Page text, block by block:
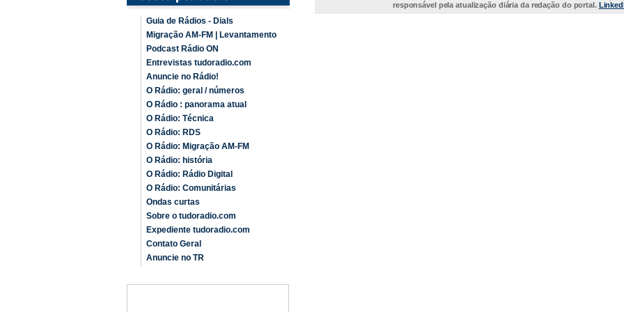
Guia de Rádios - Dials
Migração AM-FM | Levantamento
Podcast Rádio ON
Entrevistas tudoradio.com
Anuncie no Rádio!
O Rádio: geral / números
O Rádio : panorama atual
O Rádio: Técnica
O Rádio: RDS
O Rádio: Migração AM-FM
O Rádio: história
O Rádio: Rádio Digital
O Rádio: Comunitárias
Ondas curtas
Sobre o tudoradio.com
Expediente tudoradio.com
Contato Geral
Anuncie no TR
responsável pela atualização diária da redação do portal.